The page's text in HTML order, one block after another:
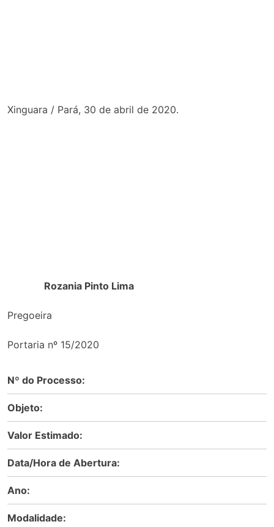
Xinguara / Pará, 30 de abril de 2020.
Rozania Pinto Lima
Pregoeira
Portaria nº 15/2020
Nº do Processo:
Objeto:
Valor Estimado:
Data/Hora de Abertura:
Ano:
Modalidade: